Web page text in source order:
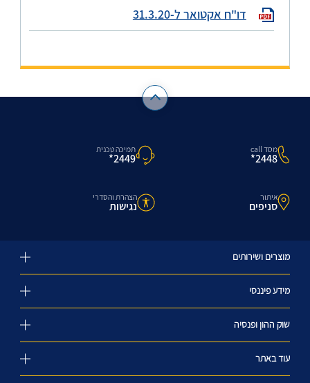
דו"ח אקטואר ל-31.3.20
מסד call
2448*
תמיכה טכנית
2449*
איתור
סניפים
הצהרת והסדרי
נגישות
מוצרים ושירותים
מידע פיננסי
שוק ההון ופנסיה
עוד באתר